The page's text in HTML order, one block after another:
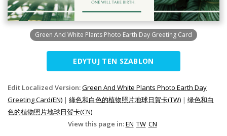
Green And White Plants Photo Earth Day Greeting Card
EDYTUJ TEN SZABLON
Edit Localized Version:Green And White Plants Photo Earth Day
Greeting Card(EN) | 綠色和白色的植物照片地球日賀卡(TW) | 绿色和白
色的植物照片地球日贺卡(CN)
View this page in:EN TW CN